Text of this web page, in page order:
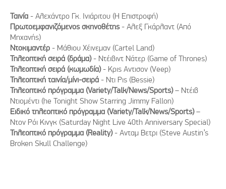
Ταινία - Αλεχάντρο Γκ. Ινιάριτου (Η Επιστροφή)
Πρωτοεμφανιζόμενος σκηνοθέτης- Αλεξ Γκάρλαντ (Από
Μηχανής)
Ντοκιμαντέρ - Μάθιου Χέινεμαν (Cartel Land)
Τηλεοπτική σειρά (δράμα)- Ντέιβιντ Νάτερ (Game of Thrones)
Τηλεοπτική σειρά (κωμωδία)- Κρις Αντισον (Veep)
Τηλεοπτική ταινία/μίνι-σειρά - Ντι Ρις (Bessie)
Τηλεοπτικό πρόγραμμα (Variety/Talk/News/Sports)– Ντέιβ
Ντιομέντι (he Tonight Show Starring Jimmy Fallon)
Ειδικό τηλεοπτικό πρόγραμμα (Variety/Talk/News/Sports)–
Ντον Ρόι Κινγκ (Saturday Night Live 40th Anniversary Special)
Τηλεοπτικό πρόγραμμα (Reality)- Ανταμ Βετρι (Steve Austin’s
Broken Skull Challenge)